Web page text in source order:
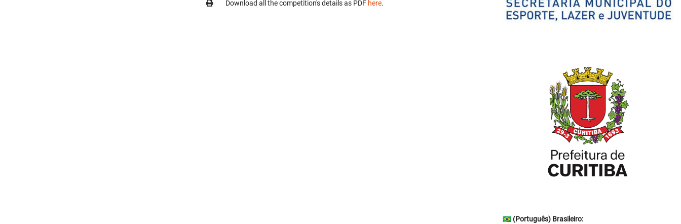
Download all the competition's details as PDF here.
🇧🇷 (Português) Brasileiro: